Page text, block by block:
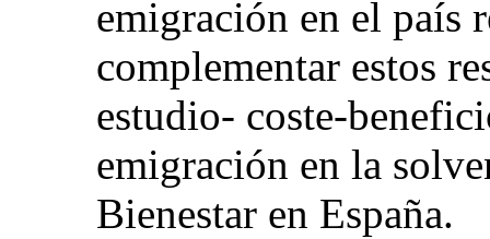
emigración en el país
complementar estos
estudio- coste-
emigración en la
Bienestar en España.